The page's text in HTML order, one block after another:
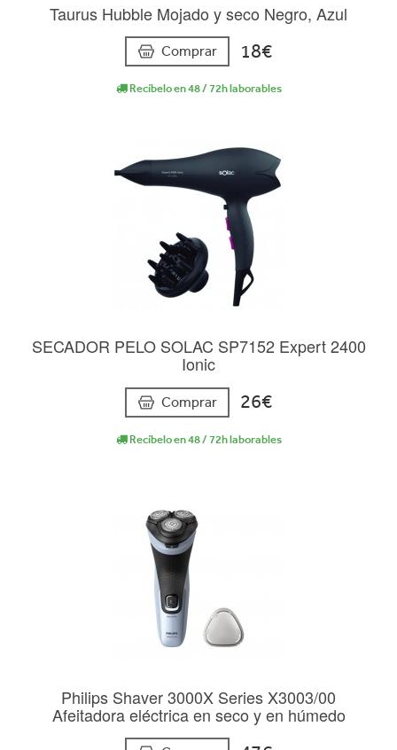
Taurus Hubble Mojado y seco Negro, Azul
Comprar 18€
Recíbelo en 48 / 72h laborables
SECADOR PELO SOLAC SP7152 Expert 2400
Ionic
Comprar 26€
Recíbelo en 48 / 72h laborables
Philips Shaver 3000X Series X3003/00
Afeitadora eléctrica en seco y en húmedo